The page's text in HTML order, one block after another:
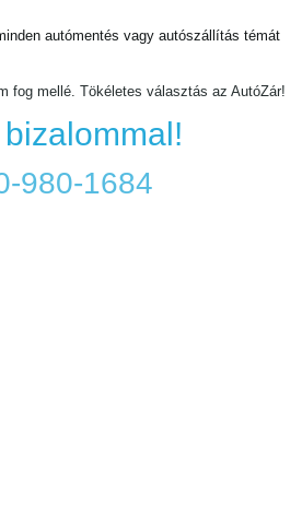
autómentés vagy autószállítás témát
fog mellé. Tökéletes választás az AutóZár!
980-1684